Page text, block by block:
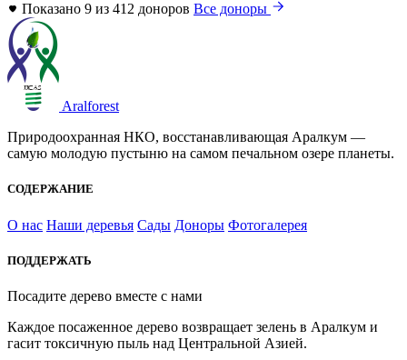
Показано 9 из 412 доноров Все доноры
Aralforest
Природоохранная НКО, восстанавливающая Аралкум —
самую молодую пустыню на самом печальном озере планеты.
СОДЕРЖАНИЕ
О нас Наши деревья Сады Доноры Фотогалерея
ПОДДЕРЖАТЬ
Посадите дерево вместе с нами
Каждое посаженное дерево возвращает зелень в Аралкум и
гасит токсичную пыль над Центральной Азией.